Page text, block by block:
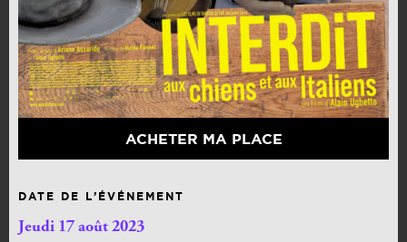
ACHETER MA PLACE
DATE DE L’ÉVÉNEMENT
Jeudi 17 août 2023